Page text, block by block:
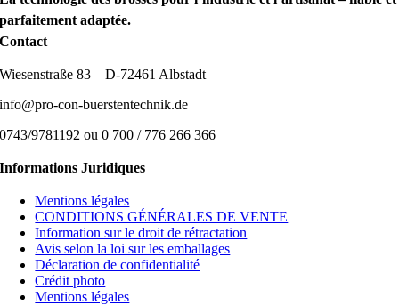
parfaitement adaptée.
Contact
Wiesenstraße 83 – D-72461 Albstadt
info@pro-con-buerstentechnik.de
0743/9781192 ou 0 700 / 776 266 366
Informations Juridiques
Mentions légales
CONDITIONS GÉNÉRALES DE VENTE
Information sur le droit de rétractation
Avis selon la loi sur les emballages
Déclaration de confidentialité
Crédit photo
Mentions légales